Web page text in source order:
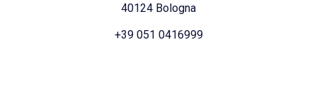
40124 Bologna
+39 051 0416999